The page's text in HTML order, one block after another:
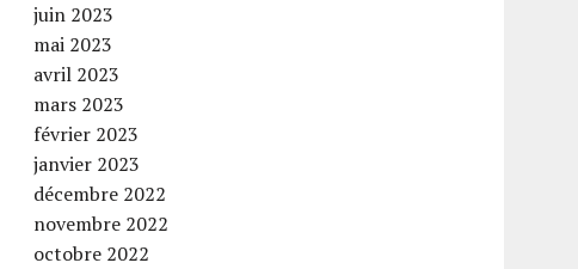
juin 2023
mai 2023
avril 2023
mars 2023
février 2023
janvier 2023
décembre 2022
novembre 2022
octobre 2022